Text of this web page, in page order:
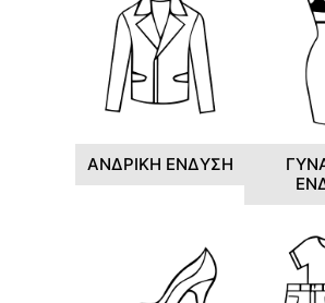
ΑΝΔΡΙΚΗ ΕΝΔΥΣΗ